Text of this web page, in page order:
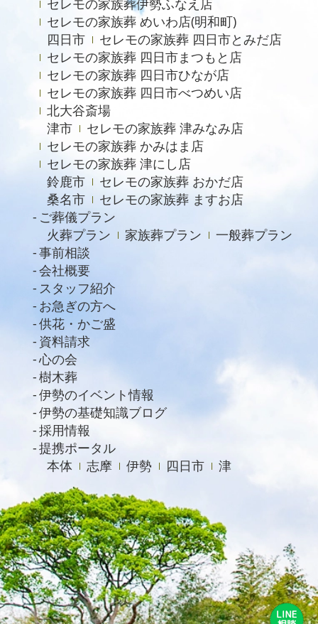
2023年3月
2023年2月
2022年12月
2022年9月
2022年8月
2022年4月
2022年2月
2021年11月
2021年6月
2021年4月
2021年2月
2021年1月
2020年12月
2020年11月
2020年10月
2020年9月
2020年8月
2020年7月
2020年6月
2020年4月
セレモの家族葬伊勢ふなえ店
セレモの家族葬 めいわ店(明和町)
四日市
セレモの家族葬 四日市とみだ店
セレモの家族葬 四日市まつもと店
セレモの家族葬 四日市ひなが店
セレモの家族葬 四日市べつめい店
北大谷斎場
津市
セレモの家族葬 津みなみ店
セレモの家族葬 かみはま店
セレモの家族葬 津にし店
鈴鹿市
セレモの家族葬 おかだ店
桑名市
セレモの家族葬 ますお店
ご葬儀プラン
火葬プラン
家族葬プラン
一般葬プラン
事前相談
会社概要
スタッフ紹介
お急ぎの方へ
供花・かご盛
資料請求
心の会
樹木葬
伊勢のイベント情報
伊勢の基礎知識ブログ
採用情報
提携ポータル
本体
志摩 伊勢 四日市 津